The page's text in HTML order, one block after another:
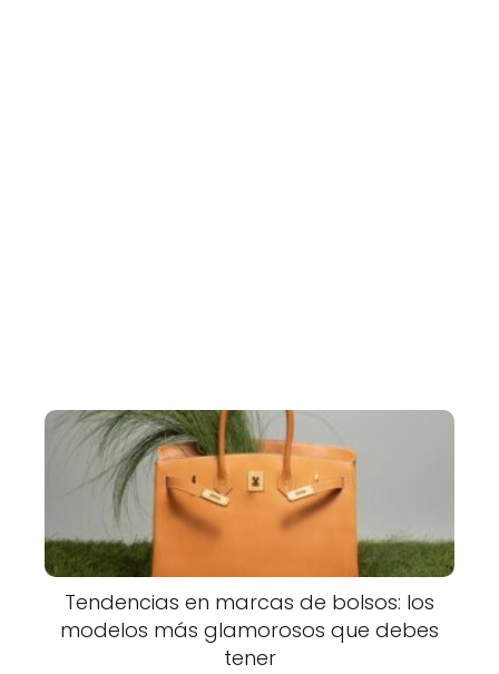
Tendencias en marcas de bolsos: los
modelos más glamorosos que debes
tener